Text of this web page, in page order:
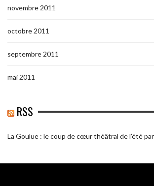
novembre 2011
octobre 2011
septembre 2011
mai 2011
RSS
La Goulue : le coup de cœur théâtral de l’été